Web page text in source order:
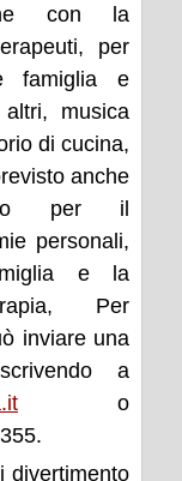
con la
per
famiglia e
musica
di cucina,
anche
per il
personali,
e la
Per
inviare una
a
o
divertimento